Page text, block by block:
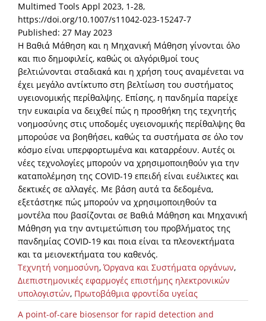
Multimed Tools Appl 2023, 1-28,
https://doi.org/10.1007/s11042-023-15247-7
Published: 27 May 2023
Η Βαθιά Μάθηση και η Μηχανική Μάθηση γίνονται όλο
και πιο δημοφιλείς, καθώς οι αλγόριθμοί τους
βελτιώνονται σταδιακά και η χρήση τους αναμένεται να
έχει μεγάλο αντίκτυπο στη βελτίωση του συστήματος
υγειονομικής περίθαλψης. Επίσης, η πανδημία παρείχε
την ευκαιρία να δειχθεί πώς η προσθήκη της τεχνητής
νοημοσύνης στις υποδομές υγειονομικής περίθαλψης θα
μπορούσε να βοηθήσει, καθώς τα συστήματα σε όλο τον
κόσμο είναι υπερφορτωμένα και καταρρέουν. Αυτές οι
νέες τεχνολογίες μπορούν να χρησιμοποιηθούν για την
καταπολέμηση της COVID-19 επειδή είναι ευέλικτες και
δεκτικές σε αλλαγές. Με βάση αυτά τα δεδομένα,
εξετάστηκε πώς μπορούν να χρησιμοποιηθούν τα
μοντέλα που βασίζονται σε Βαθιά Μάθηση και Μηχανική
Μάθηση για την αντιμετώπιση του προβλήματος της
πανδημίας COVID-19 και ποια είναι τα πλεονεκτήματα
και τα μειονεκτήματα του καθενός.
Τεχνητή νοημοσύνη,Όργανα και Συστήματα οργάνων,
Διεπιστημονικές εφαρμογές επιστήμης ηλεκτρονικών
υπολογιστών, Πρωτοβάθμια φροντίδα υγείας
A point-of-care biosensor for rapid detection and